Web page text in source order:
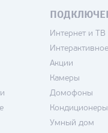
Интернет и ТВ
Акции
Камеры
Домофоны
Кондиционеры
Умный дом